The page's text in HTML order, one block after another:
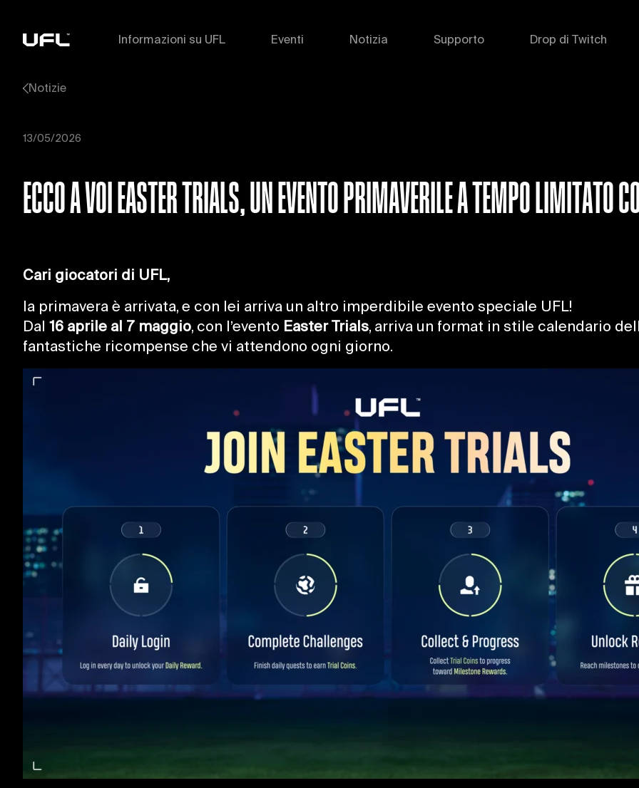
Informazioni su UFL Eventi Notizia Supporto Drop di Twitch
Notizie
13/05/2026
ECCO A VOI EASTER TRIALS, UN EVENTO PRIMAVERILE A TEMPO LIMITATO
Cari giocatori di UFL,
la primavera è arrivata, e con lei arriva un altro imperdibile evento speciale UFL!
Dal 16 aprile al 7 maggio, con l’evento Easter Trials, arriva un format in stile calendario
fantastiche ricompense che vi attendono ogni giorno.